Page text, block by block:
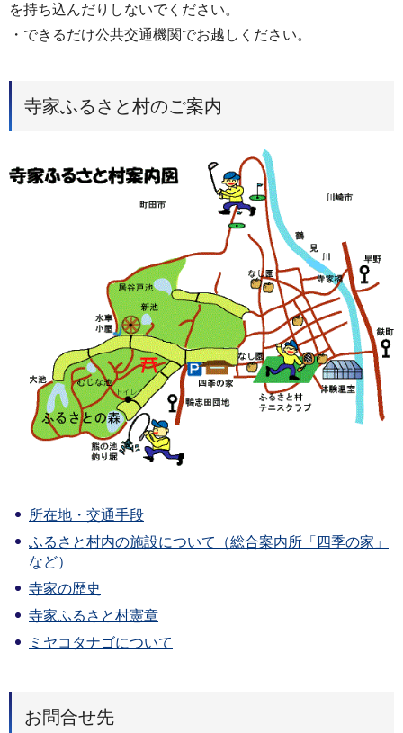
を持ち込んだりしないでください。
・できるだけ公共交通機関でお越しください。
寺家ふるさと村のご案内
所在地・交通手段
ふるさと村内の施設について（総合案内所「四季の家」
など）
寺家の歴史
寺家ふるさと村憲章
ミヤコタナゴについて
お問合せ先